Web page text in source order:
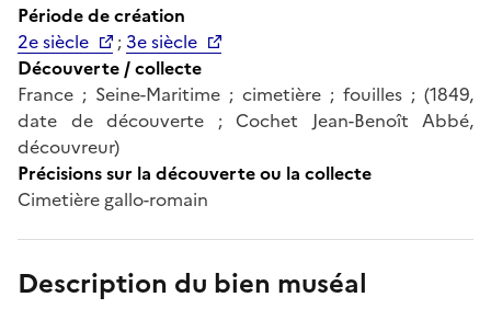
Période de création
2e siècle
;3e siècle
Découverte / collecte
France ; Seine-Maritime ; cimetière ; fouilles ; (1849,
date de découverte ; Cochet Jean-Benoît Abbé,
découvreur)
Précisions sur la découverte ou la collecte
Cimetière gallo-romain
Description du bien muséal